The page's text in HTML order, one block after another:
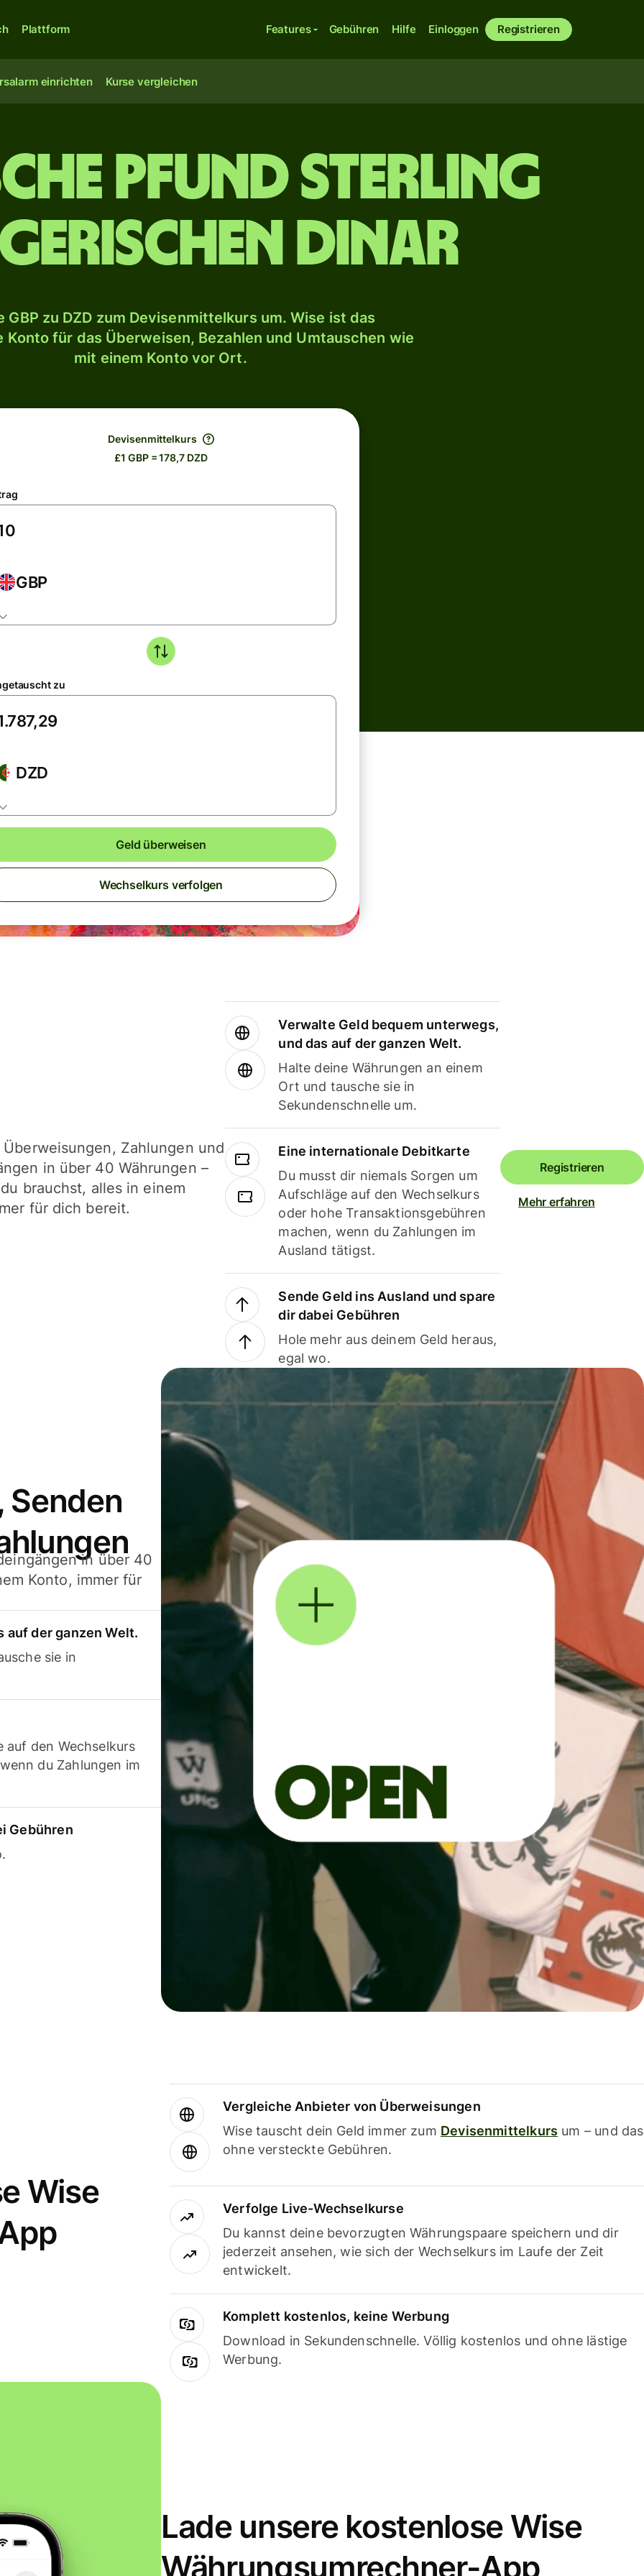
Plattform Features Gebühren Hilfe Einloggen Registrieren
einrichten Kurse vergleichen
Pfund Sterling
Dinar
GBP zu DZD zum Devisenmittelkurs um. Wise ist das
Konto für das Überweisen, Bezahlen und Umtauschen wie
mit einem Konto vor Ort.
Devisenmittelkurs
£1 GBP = 178,7 DZD
GBP
zu
DZD
Geld überweisen
Wechselkurs verfolgen
Zahlungen und
in über 40 Währungen –
brauchst, alles in einem
für dich bereit.
Verwalte Geld bequem unterwegs,
und das auf der ganzen Welt.
Halte deine Währungen an einem
Ort und tausche sie in
Sekundenschnelle um.
Eine internationale Debitkarte
Du musst dir niemals Sorgen um
Aufschläge auf den Wechselkurs
oder hohe Transaktionsgebühren
machen, wenn du Zahlungen im
Ausland tätigst.
Sende Geld ins Ausland und spare
dir dabei Gebühren
Hole mehr aus deinem Geld heraus,
egal wo.
Registrieren
Mehr erfahren
Senden
in über 40
Konto, immer für
auf der ganzen Welt.
sie in
auf den Wechselkurs
du Zahlungen im
Gebühren
Wise
Vergleiche Anbieter von Überweisungen
Wise tauscht dein Geld immer zum Devisenmittelkurs um – und das
ohne versteckte Gebühren.
Verfolge Live-Wechselkurse
Du kannst deine bevorzugten Währungspaare speichern und dir
jederzeit ansehen, wie sich der Wechselkurs im Laufe der Zeit
entwickelt.
Komplett kostenlos, keine Werbung
Download in Sekundenschnelle. Völlig kostenlos und ohne lästige
Werbung.
Lade unsere kostenlose Wise
Währungsumrechner-App